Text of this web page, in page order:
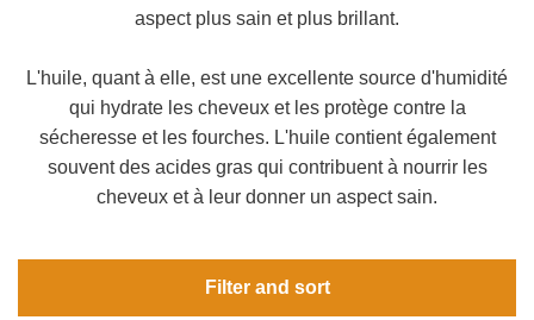
aspect plus sain et plus brillant.
L'huile, quant à elle, est une excellente source d'humidité
qui hydrate les cheveux et les protège contre la
sécheresse et les fourches. L'huile contient également
souvent des acides gras qui contribuent à nourrir les
cheveux et à leur donner un aspect sain.
Filter and sort